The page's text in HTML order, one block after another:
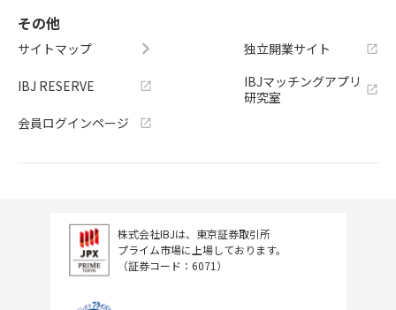
その他
サイトマップ
IBJ RESERVE
会員ログインページ
独立開業サイト
IBJマッチングアプリ
研究室
株式会社IBJは、東京証券取引所
プライム市場に上場しております。
（証券コード：6071）